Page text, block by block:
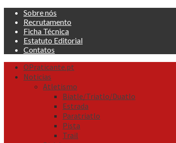
Skip
content
Sobre nós
Recrutamento
Ficha Técnica
Estatuto Editorial
Contatos
Primary
Menu
OPraticante.pt
Noticias
Atletismo
Biatle/Triatlo/Duatlo
Estrada
Paratriatlo
Pista
Trail